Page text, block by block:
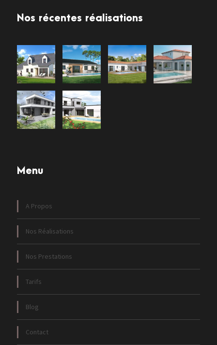
Nos récentes réalisations
Menu
A Propos
Nos Réalisations
Nos Prestations
Tarifs
Blog
Contact